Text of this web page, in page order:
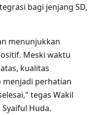
bagi jenjang SD,
menunjukkan
Meski waktu
kualitas
perhatian
tegas Wakil
Syaiful Huda.